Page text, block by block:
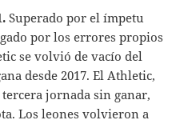
Superado por el ímpetu
por los errores propios
se volvió de vacío del
desde 2017. El Athletic,
jornada sin ganar,
Los leones volvieron a